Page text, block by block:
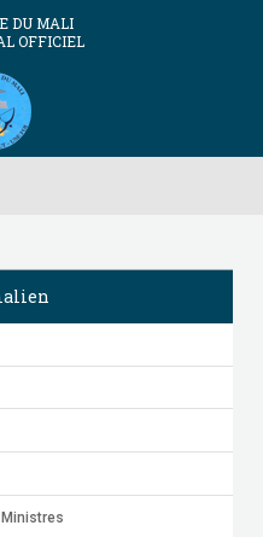
DU MALI
OFFICIEL